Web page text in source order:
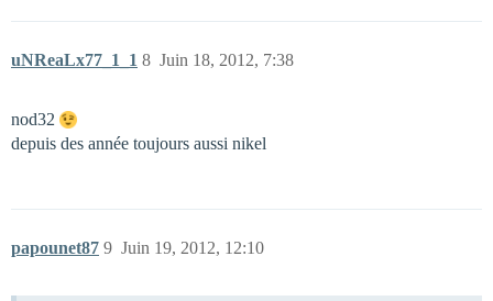
uNReaLx77_1_1 Juin 18, 2012, 7:38
8
nod32
depuis des année toujours aussi nikel
papounet87 Juin 19, 2012, 12:10
9